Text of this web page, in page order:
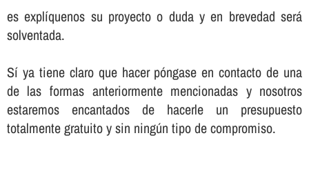
es explíquenos su proyecto o duda y en brevedad será
solventada.
Sí ya tiene claro que hacer póngase en contacto de una
de las formas anteriormente mencionadas y nosotros
estaremos encantados de hacerle un presupuesto
totalmente gratuito y sin ningún tipo de compromiso.